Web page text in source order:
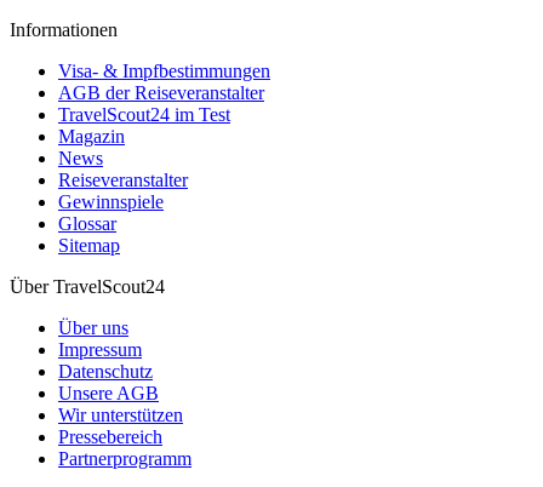
Informationen
Visa- & Impfbestimmungen
AGB der Reiseveranstalter
TravelScout24 im Test
Magazin
News
Reiseveranstalter
Gewinnspiele
Glossar
Sitemap
Über TravelScout24
Über uns
Impressum
Datenschutz
Unsere AGB
Wir unterstützen
Pressebereich
Partnerprogramm